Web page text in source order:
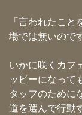
「言われたこ
場では無いので
いかに咲くカフ
ッピーになって
タッフのために
道を選んで行動